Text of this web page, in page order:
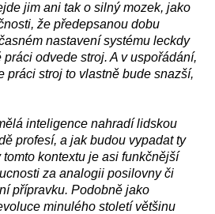
jim ani tak o silný mozek, jako
že předepsanou dobu
nastavení systému leckdy
odvede stroj. A v uspořádání,
práci stroj to vlastně bude snazší,
inteligence nahradí lidskou
profesí, a jak budou vypadat ty
kontextu je asi funkčnější
za analogii posilovny či
přípravku. Podobně jako
minulého století většinu